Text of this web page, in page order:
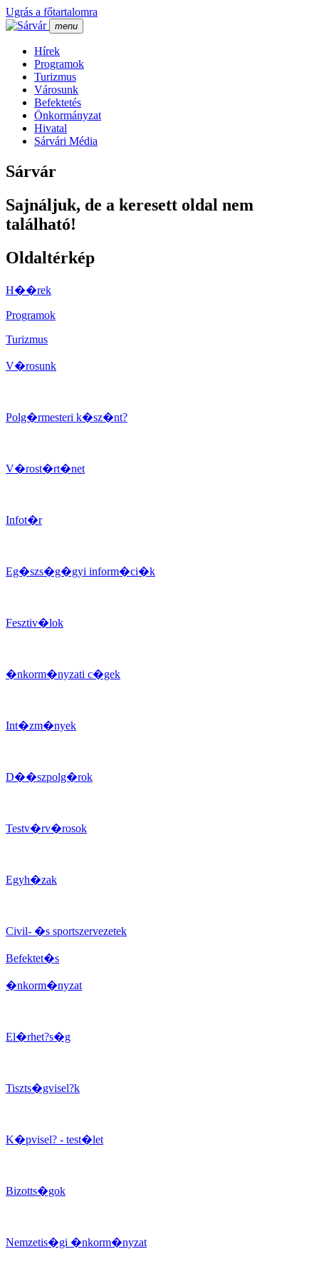
Ugrás a főtartalomra
menu
Hí­rek
Programok
Turizmus
Városunk
Befektetés
Önkormányzat
Hivatal
Sárvári Média
Sárvár
Sajnáljuk, de a keresett oldal nem
található!
Oldaltérkép
H��rek
Programok
Turizmus
V�rosunk
Polg�rmesteri k�sz�nt?
V�rost�rt�net
Infot�r
Eg�szs�g�gyi inform�ci�k
Fesztiv�lok
�nkorm�nyzati c�gek
Int�zm�nyek
D��szpolg�rok
Testv�rv�rosok
Egyh�zak
Civil- �s sportszervezetek
Befektet�s
�nkorm�nyzat
El�rhet?s�g
Tiszts�gvisel?k
K�pvisel? - test�let
Bizotts�gok
Nemzetis�gi �nkorm�nyzat